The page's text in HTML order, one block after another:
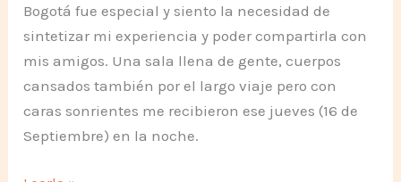
Bogotá fue especial y siento la necesidad de
sintetizar mi experiencia y poder compartirla con
mis amigos. Una sala llena de gente, cuerpos
cansados también por el largo viaje pero con
caras sonrientes me recibieron ese jueves (16 de
Septiembre) en la noche.